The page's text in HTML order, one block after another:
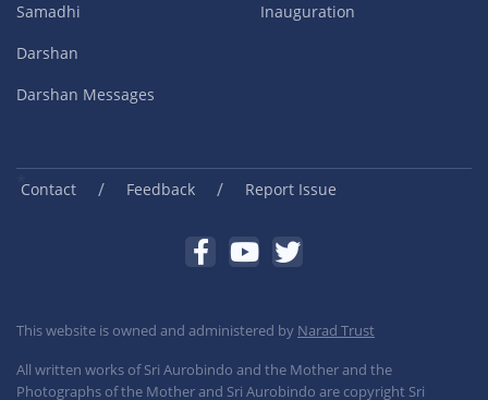
Samadhi
Darshan
Darshan Messages
Inauguration
Contact / Feedback / Report Issue
This website is owned and administered by Narad Trust
All written works of Sri Aurobindo and the Mother and the
Photographs of the Mother and Sri Aurobindo are copyright Sri